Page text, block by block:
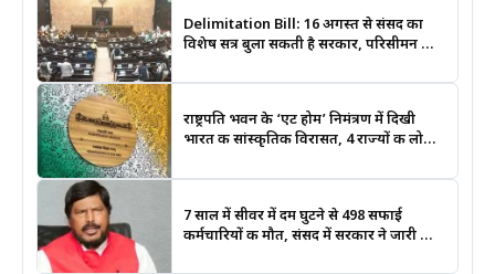
Delimitation Bill: 16 अगस्त से संसद का
विशेष सत्र बुला सकती है सरकार, परिसीमन और
राष्ट्रपति भवन के ‘एट होम’ निमंत्रण में दिखी
भारत की सांस्कृतिक विरासत, 4 राज्यों की लोक
7 साल में सीवर में दम घुटने से 498 सफाई
कर्मचारियों की मौत, संसद में सरकार ने जारी किए